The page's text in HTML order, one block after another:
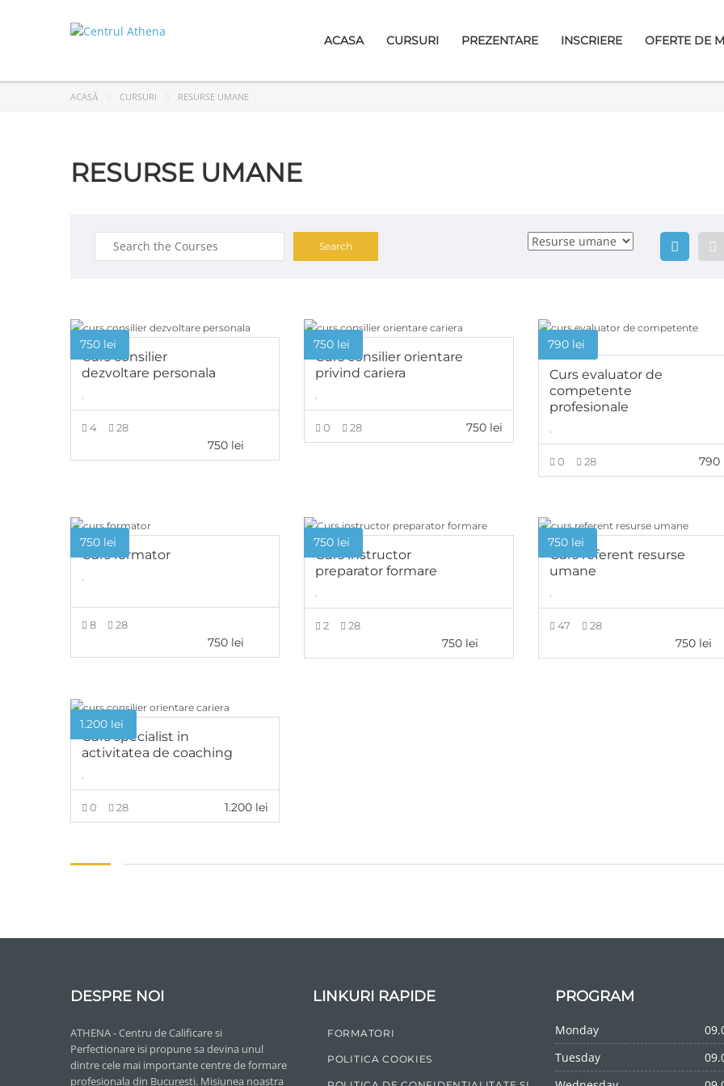
ACASA CURSURI PREZENTARE INSCRIERE OFERTE DE
ACASĂ CURSURI RESURSE UMANE
RESURSE UMANE
Search
for:
750 lei
Curs consilier
dezvoltare personala
,
4 28
750 lei
750 lei
Curs consilier orientare
privind cariera
,
0 28 750 lei
790 lei
Curs evaluator de
competente
profesionale
,
0 28 790
750 lei
Curs formator
,
8 28
750 lei
750 lei
Curs instructor
preparator formare
,
2 28
750 lei
750 lei
Curs referent resurse
umane
,
47 28
750 lei
1.200 lei
Curs specialist in
activitatea de coaching
,
0 28 1.200 lei
DESPRE NOI
ATHENA - Centru de Calificare si
Perfectionare isi propune sa devina unul
dintre cele mai importante centre de formare
profesionala din Bucuresti. Misiunea noastra
LINKURI RAPIDE
FORMATORI
POLITICA COOKIES
PROGRAM
Monday
Tuesday